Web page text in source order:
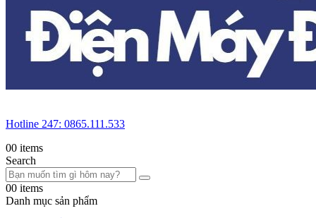
Hotline 247: 0865.111.533
00 items
Search
00 items
Danh mục sản phẩm